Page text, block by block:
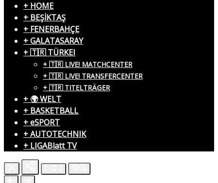
+ HOME
+ BEŞİKTAŞ
+ FENERBAHÇE
+ GALATASARAY
+ 🇹🇷 TÜRKEI
+ 🇹🇷 LIVE! MATCHCENTER
+ 🇹🇷 LIVE! TRANSFERCENTER
+ 🇹🇷 TITELTRÄGER
+ 🌍 WELT
+ BASKETBALL
+ eSPORT
+ AUTOTECHNIK
+ LIGABlatt TV